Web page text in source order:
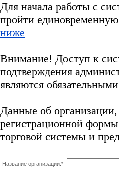
Для начала работы с
пройти
ниже
Внимание! Доступ к
подтверждения
являются
Данные об
регистрационной
торговой системы и
Название организации:*